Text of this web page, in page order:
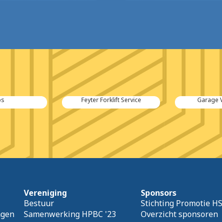
Feyter Forklift Service Garage
Vereniging
Bestuur
Samenwerking HPBC '23
Sponsors
Stichting Promotie
Overzicht sponsoren